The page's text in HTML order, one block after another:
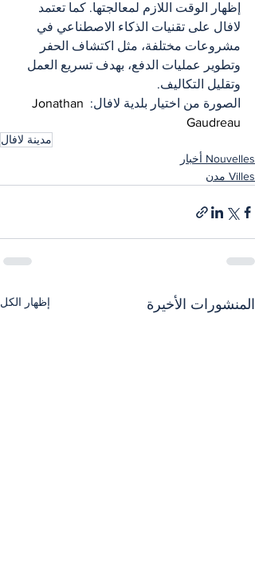
إظهار الوقت اللازم لمعالجتها. كما تعتمد
لافال على تقنيات الذكاء الاصطناعي في
مشروعات مختلفة، مثل اكتشاف الحفر
وتطوير عمليات الدفع، بهدف تسريع العمل
وتقليل التكاليف.
الصورة من اختيار بلدية لافال: Jonathan
Gaudreau
مدينة لافال
Nouvelles أخبار
Villes مدن
المنشورات الأخيرة إظهار الكل